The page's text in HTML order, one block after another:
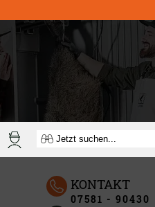
KONTAKT
07581 - 90430